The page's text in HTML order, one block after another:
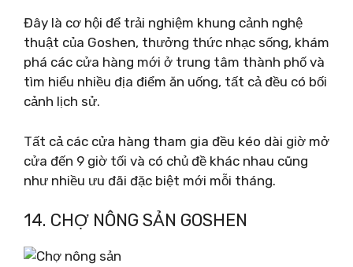
Đây là cơ hội để trải nghiệm khung cảnh nghệ
thuật của Goshen, thưởng thức nhạc sống, khám
phá các cửa hàng mới ở trung tâm thành phố và
tìm hiểu nhiều địa điểm ăn uống, tất cả đều có bối
cảnh lịch sử.
Tất cả các cửa hàng tham gia đều kéo dài giờ mở
cửa đến 9 giờ tối và có chủ đề khác nhau cũng
như nhiều ưu đãi đặc biệt mới mỗi tháng.
14. CHỢ NÔNG SẢN GOSHEN